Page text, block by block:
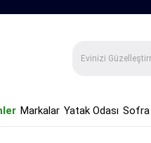
Markalar Yatak Odası Sofra